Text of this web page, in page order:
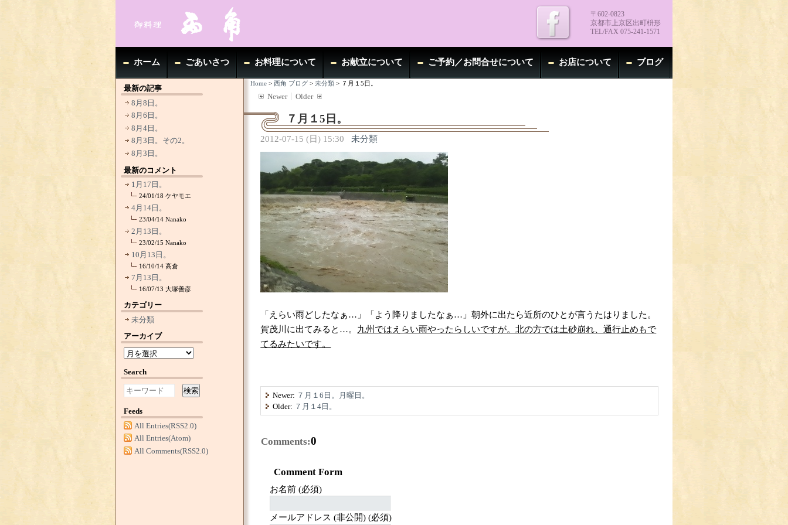
〒602-0823
京都市上京区出町枡形
TEL/FAX 075-241-1571
ホーム ごあいさつ お料理について お献立について ご予約／お問合せについて お店について ブログ
Home> 西角 ブログ> 未分類> ７月１5日。
Newer Older
７月１5日。
2012-07-15 (日) 15:30 未分類
「えらい雨どしたなぁ…」「よう降りましたなぁ…」朝外に出たら近所のひとが言うたはりました。
賀茂川に出てみると…。 九州ではえらい雨やったらしいですが。北の方では土砂崩れ、通行止めもで
てるみたいです。
Newer: ７月１6日。月曜日。
Older: ７月１4日。
Comments:0
Comment Form
お名前 (必須)
メールアドレス (非公開) (必須)
最新の記事
8月8日。
8月6日。
8月4日。
8月3日。その2。
8月3日。
最新のコメント
1月17日。
24/01/18ケヤモエ
4月14日。
23/04/14Nanako
2月13日。
23/02/15Nanako
10月13日。
16/10/14高倉
7月13日。
16/07/13大塚善彦
カテゴリー
未分類
アーカイブ
Search
検索
Feeds
All Entries(RSS2.0)
All Entries(Atom)
All Comments(RSS2.0)